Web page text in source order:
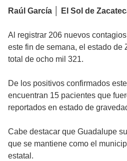
Raúl García │ El Sol de
Al registrar 206 nuevos
este fin de semana, el estado de
total de ocho mil 321.
De los positivos confirmados
encuentran 15 pacientes que
reportados en estado de
Cabe destacar que Guadalupe
que se mantiene como el
estatal.